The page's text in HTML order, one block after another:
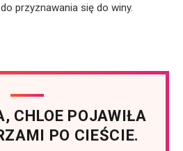
przyznawania się do winy.
CHLOE POJAWIŁA
PO CIEŚCIE.